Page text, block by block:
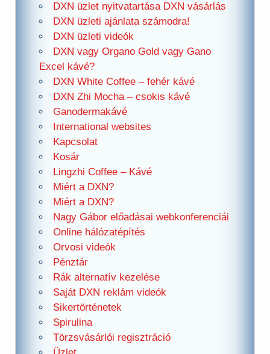
DXN üzlet nyitvatartása DXN vásárlás
DXN üzleti ajánlata számodra!
DXN üzleti videók
DXN vagy Organo Gold vagy Gano
Excel kávé?
DXN White Coffee – fehér kávé
DXN Zhi Mocha – csokis kávé
Ganodermakávé
International websites
Kapcsolat
Kosár
Lingzhi Coffee – Kávé
Miért a DXN?
Miért a DXN?
Nagy Gábor előadásai webkonferenciái
Online hálózatépítés
Orvosi videók
Pénztár
Rák alternatív kezelése
Saját DXN reklám videók
Sikertörténetek
Spirulina
Törzsvásárlói regisztráció